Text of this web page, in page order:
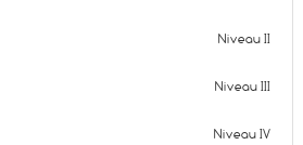
Niveau II
Niveau III
Niveau IV